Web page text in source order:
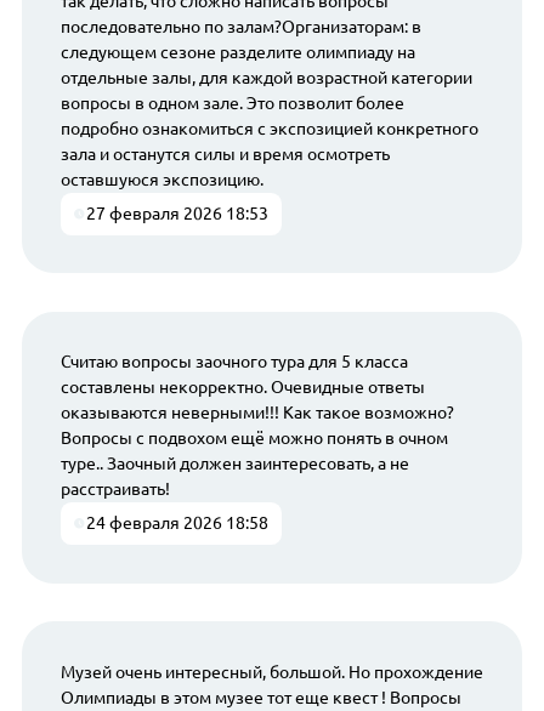
последовательно по залам?Организаторам: в
следующем сезоне разделите олимпиаду на
отдельные залы, для каждой возрастной категории
вопросы в одном зале. Это позволит более
подробно ознакомиться с экспозицией конкретного
зала и останутся силы и время осмотреть
оставшуюся экспозицию.
27 февраля 2026 18:53
Считаю вопросы заочного тура для 5 класса
составлены некорректно. Очевидные ответы
оказываются неверными!!! Как такое возможно?
Вопросы с подвохом ещё можно понять в очном
туре.. Заочный должен заинтересовать, а не
расстраивать!
24 февраля 2026 18:58
Музей очень интересный, большой. Но прохождение
Олимпиады в этом музее тот еще квест ! Вопросы